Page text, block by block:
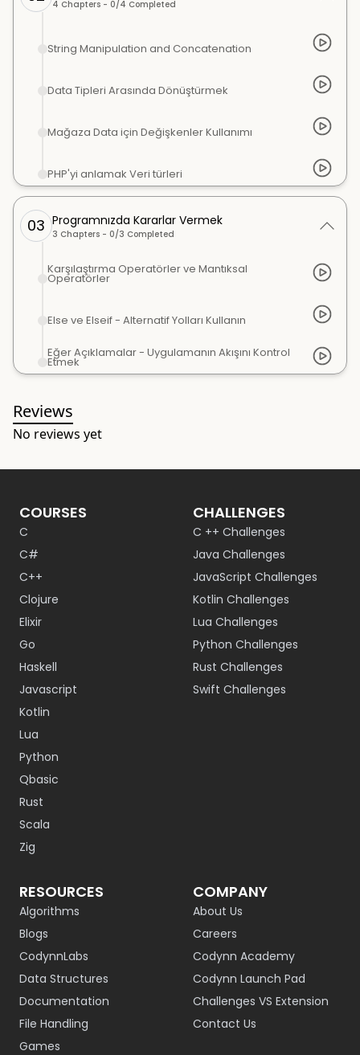
4 Chapters - 0/4 Completed
String Manipulation and Concatenation
Data Tipleri Arasında Dönüştürmek
Mağaza Data için Değişkenler Kullanımı
PHP'yi anlamak Veri türleri
03 Programnızda Kararlar Vermek
3 Chapters - 0/3 Completed
Karşılaştırma Operatörler ve Mantıksal
Operatörler
Else ve Elseif - Alternatif Yolları Kullanın
Eğer Açıklamalar - Uygulamanın Akışını Kontrol
Etmek
Reviews
No reviews yet
COURSES
C
C#
C++
Clojure
Elixir
Go
Haskell
Javascript
Kotlin
Lua
Python
Qbasic
Rust
Scala
Zig
CHALLENGES
C ++ Challenges
Java Challenges
JavaScript Challenges
Kotlin Challenges
Lua Challenges
Python Challenges
Rust Challenges
Swift Challenges
RESOURCES
Algorithms
Blogs
CodynnLabs
Data Structures
Documentation
File Handling
Games
COMPANY
About Us
Careers
Codynn Academy
Codynn Launch Pad
Challenges VS Extension
Contact Us